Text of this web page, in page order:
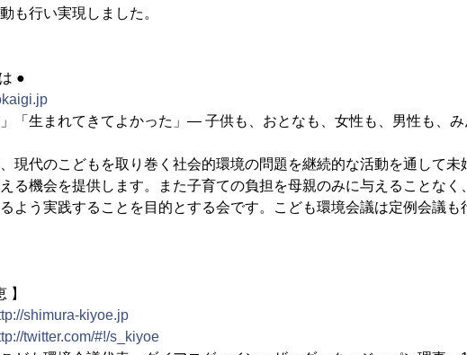
も行い実現しました。
●
「生まれてきてよかった」― 子供も、おとなも、女性も、男性も、み
現代のこどもを取り巻く社会的環境の問題を継続的な活動を通して未
る機会を提供します。また子育ての負担を母親のみに与えることなく
よう実践することを目的とする会です。こども環境会議は定例会議も
】
shimura-kiyoe.jp
twitter.com/#!/s_kiyoe